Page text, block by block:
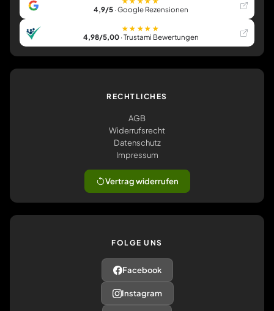
4,9/5· Google Rezensionen
★★★★★
4,98/5,00· Trustami Bewertungen
RECHTLICHES
AGB
Widerrufsrecht
Datenschutz
Impressum
Vertrag widerrufen
FOLGE UNS
Facebook
Instagram